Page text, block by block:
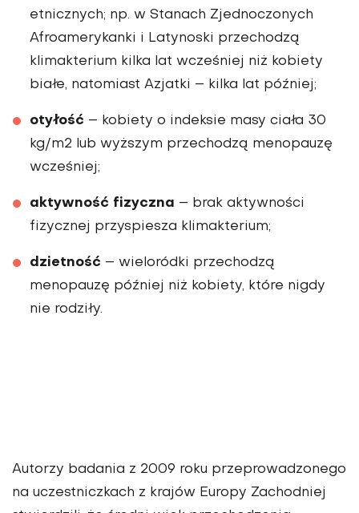
etnicznych; np. w Stanach Zjednoczonych
Afroamerykanki i Latynoski przechodzą
klimakterium kilka lat wcześniej niż kobiety
białe, natomiast Azjatki – kilka lat później;
otyłość – kobiety o indeksie masy ciała 30
kg/m2 lub wyższym przechodzą menopauzę
wcześniej;
aktywność fizyczna – brak aktywności
fizycznej przyspiesza klimakterium;
dzietność – wieloródki przechodzą
menopauzę później niż kobiety, które nigdy
nie rodziły.
Autorzy badania z 2009 roku przeprowadzonego
na uczestniczkach z krajów Europy Zachodniej